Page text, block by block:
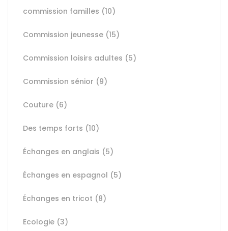
commission familles (10)
Commission jeunesse (15)
Commission loisirs adultes (5)
Commission sénior (9)
Couture (6)
Des temps forts (10)
Échanges en anglais (5)
Échanges en espagnol (5)
Échanges en tricot (8)
Ecologie (3)